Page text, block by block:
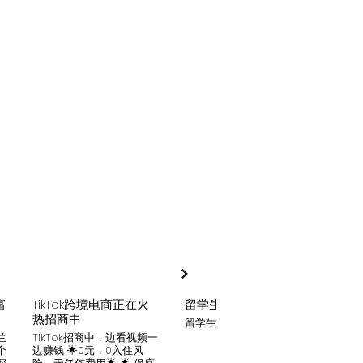
TikTok跨境电商正在火
热招商中
TikTok招商中，边看视频一
边赚钱 🌟0元，0入住风
留学生贷款
留学生贷款专业平台